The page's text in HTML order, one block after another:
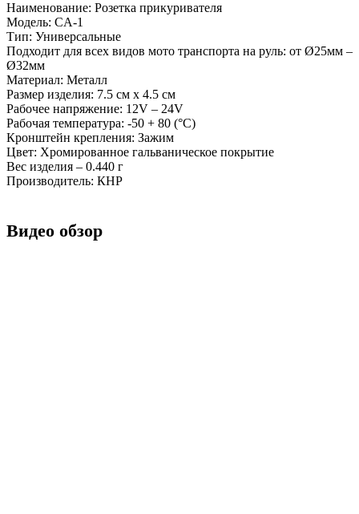
Наименование: Розетка прикуривателя
Модель: CА-1
Тип: Универсальные
Подходит для всех видов мото транспорта на руль: от Ø25мм –
Ø32мм
Материал: Металл
Размер изделия: 7.5 см х 4.5 см
Рабочее напряжение: 12V – 24V
Рабочая температура: -50 + 80 (°C)
Кронштейн крепления: Зажим
Цвет: Хромированное гальваническое покрытие
Вес изделия – 0.440 г
Производитель: КНР
Видео обзор